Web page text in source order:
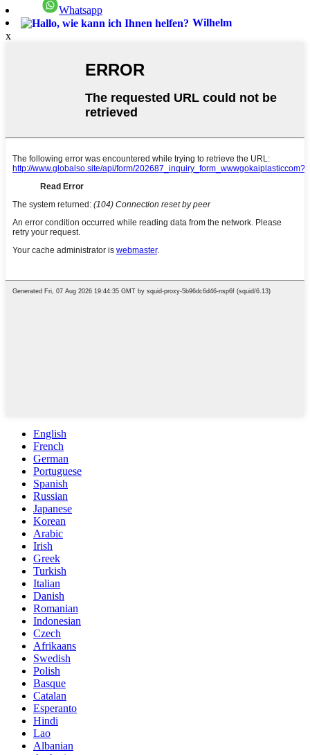
Whatsapp
Wilhelm
x
English
French
German
Portuguese
Spanish
Russian
Japanese
Korean
Arabic
Irish
Greek
Turkish
Italian
Danish
Romanian
Indonesian
Czech
Afrikaans
Swedish
Polish
Basque
Catalan
Esperanto
Hindi
Lao
Albanian